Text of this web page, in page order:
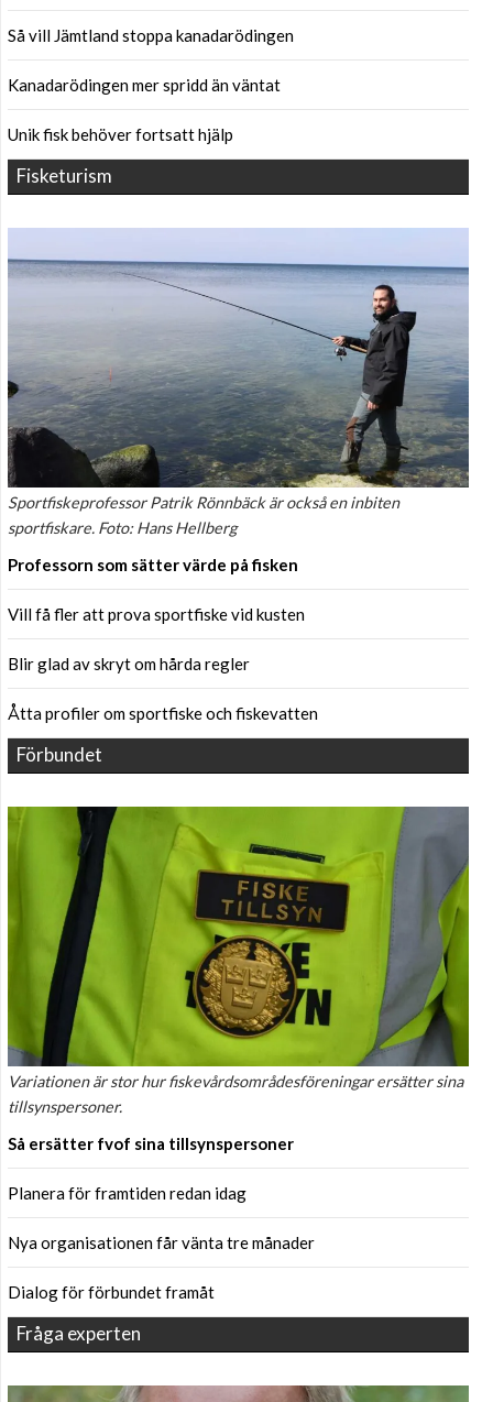
Så vill Jämtland stoppa kanadarödingen
Kanadarödingen mer spridd än väntat
Unik fisk behöver fortsatt hjälp
Fisketurism
Sportfiskeprofessor Patrik Rönnbäck är också en inbiten
sportfiskare. Foto: Hans Hellberg
Professorn som sätter värde på fisken
Vill få fler att prova sportfiske vid kusten
Blir glad av skryt om hårda regler
Åtta profiler om sportfiske och fiskevatten
Förbundet
Variationen är stor hur fiskevårdsområdesföreningar ersätter sina
tillsynspersoner.
Så ersätter fvof sina tillsynspersoner
Planera för framtiden redan idag
Nya organisationen får vänta tre månader
Dialog för förbundet framåt
Fråga experten